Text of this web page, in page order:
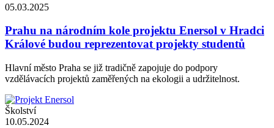
05.03.2025
Prahu na národním kole projektu Enersol v Hradci
Králové budou reprezentovat projekty studentů
Hlavní město Praha se již tradičně zapojuje do podpory
vzdělávacích projektů zaměřených na ekologii a udržitelnost.
Školství
10.05.2024